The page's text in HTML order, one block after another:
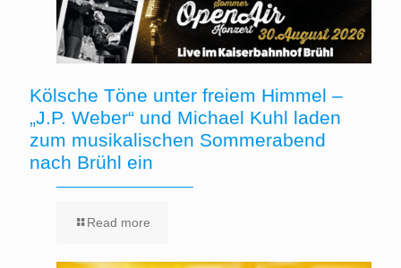
Kölsche Töne unter freiem Himmel –
„J.P. Weber“ und Michael Kuhl laden
zum musikalischen Sommerabend
nach Brühl ein
Read more